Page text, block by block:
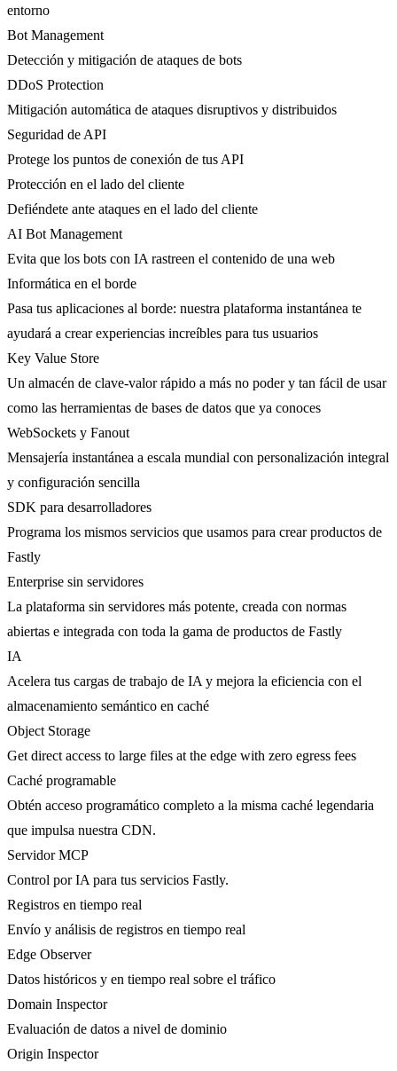
entorno
Bot Management
Detección y mitigación de ataques de bots
DDoS Protection
Mitigación automática de ataques disruptivos y distribuidos
Seguridad de API
Protege los puntos de conexión de tus API
Protección en el lado del cliente
Defiéndete ante ataques en el lado del cliente
AI Bot Management
Evita que los bots con IA rastreen el contenido de una web
Informática en el borde
Pasa tus aplicaciones al borde: nuestra plataforma instantánea te
ayudará a crear experiencias increíbles para tus usuarios
Key Value Store
Un almacén de clave-valor rápido a más no poder y tan fácil de usar
como las herramientas de bases de datos que ya conoces
WebSockets y Fanout
Mensajería instantánea a escala mundial con personalización integral
y configuración sencilla
SDK para desarrolladores
Programa los mismos servicios que usamos para crear productos de
Fastly
Enterprise sin servidores
La plataforma sin servidores más potente, creada con normas
abiertas e integrada con toda la gama de productos de Fastly
IA
Acelera tus cargas de trabajo de IA y mejora la eficiencia con el
almacenamiento semántico en caché
Object Storage
Get direct access to large files at the edge with zero egress fees
Caché programable
Obtén acceso programático completo a la misma caché legendaria
que impulsa nuestra CDN.
Servidor MCP
Control por IA para tus servicios Fastly.
Registros en tiempo real
Envío y análisis de registros en tiempo real
Edge Observer
Datos históricos y en tiempo real sobre el tráfico
Domain Inspector
Evaluación de datos a nivel de dominio
Origin Inspector